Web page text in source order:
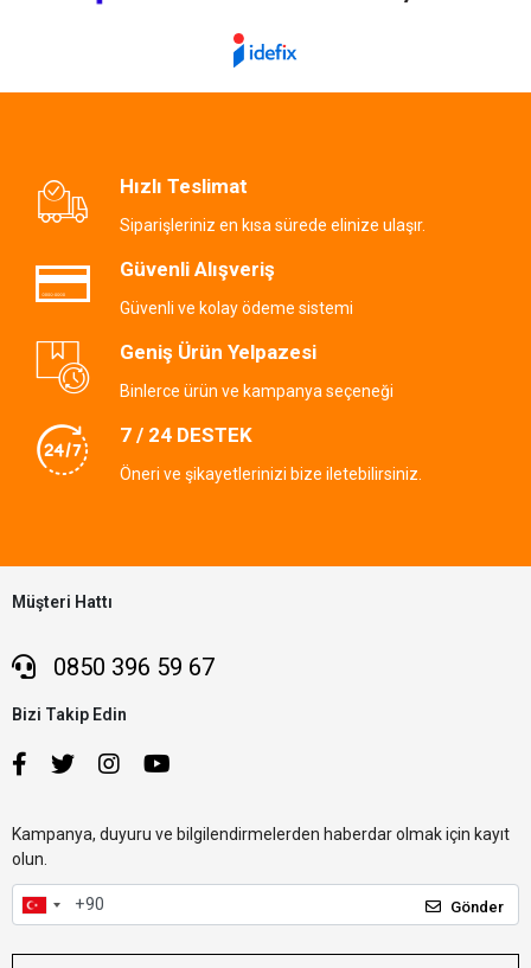
Hızlı Teslimat
Siparişleriniz en kısa sürede elinize ulaşır.
Güvenli Alışveriş
Güvenli ve kolay ödeme sistemi
Geniş Ürün Yelpazesi
Binlerce ürün ve kampanya seçeneği
7 / 24 DESTEK
Öneri ve şikayetlerinizi bize iletebilirsiniz.
Müşteri Hattı
0850 396 59 67
Bizi Takip Edin
Kampanya, duyuru ve bilgilendirmelerden haberdar olmak için kayıt
olun.
Gönder